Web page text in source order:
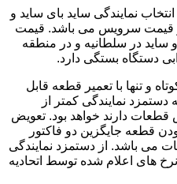
نمایندگی ساید بای ساید و
و قیمت سرویس می باشد. قیمت
ساید در سلطانیه و در منطقه
دستگاه بستگی دارد.
و تنها با تعمیر قطعه قابل
نمایندگی کمتر از
قطعات دارند خواهد بود. تعویض
قطعه جایگزین دو فاکتور
می باشد. از دستمزد نمایندگی
های اعلام شده توسط اتحادیه